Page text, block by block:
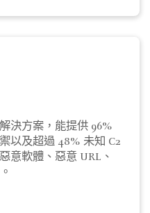
決方案，能提供 96%
以及超過 48% 未知 C2
意軟體、惡意 URL、